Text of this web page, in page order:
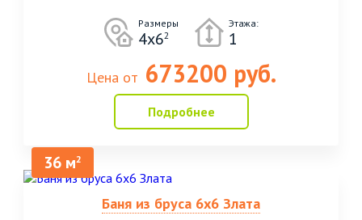
Размеры
4х62
Этажа:
1
Цена от 673200 руб.
Подробнее
36 м2
Баня из бруса 6х6 Злата